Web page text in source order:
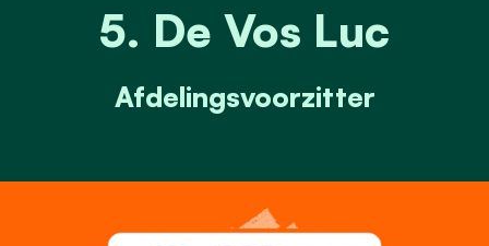
5. De Vos Luc
Afdelingsvoorzitter